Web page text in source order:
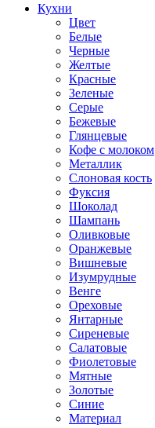
Кухни
Цвет
Белые
Черные
Желтые
Красные
Зеленые
Серые
Бежевые
Глянцевые
Кофе с молоком
Металлик
Слоновая кость
Фуксия
Шоколад
Шампань
Оливковые
Оранжевые
Вишневые
Изумрудные
Венге
Ореховые
Янтарные
Сиреневые
Салатовые
Фиолетовые
Мятные
Золотые
Синие
Материал